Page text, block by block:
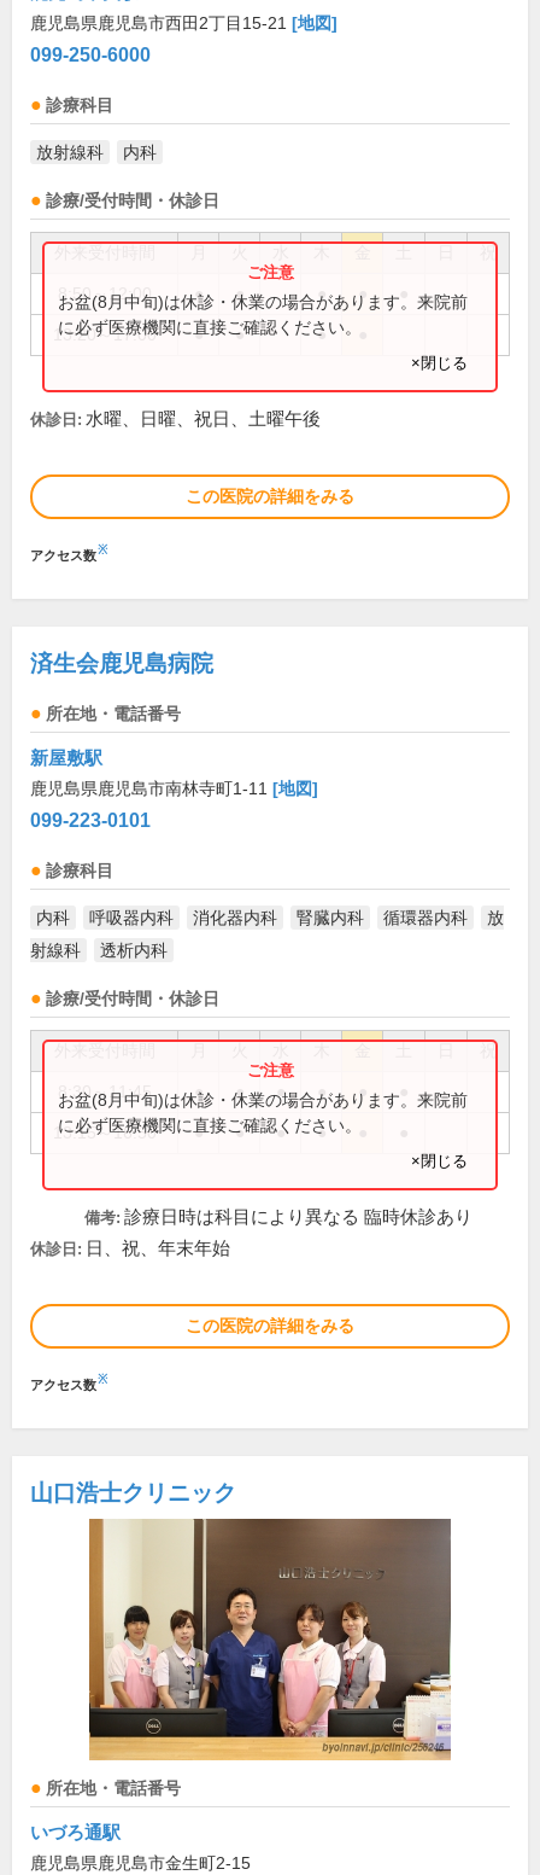
鹿児島県鹿児島市西田2丁目15-21 [地図]
099-250-6000
診療科目
放射線科 内科
診療/受付時間・休診日
祝
8:50～12:00 ● ● ● ●
13:20～17:00 ● ● ●
お盆(8月中旬)は休診・休業の場合があります。来院前
に必ず医療機関に直接ご確認ください。
×閉じる
休診日: 水曜、日曜、祝日、土曜午後
この医院の詳細をみる
アクセス数※
済生会鹿児島病院
所在地・電話番号
新屋敷駅
鹿児島県鹿児島市南林寺町1-11 [地図]
099-223-0101
診療科目
内科 呼吸器内科 消化器内科 腎臓内科 循環器内科
放
射線科
透析内科
診療/受付時間・休診日
祝
8:30～11:45 ● ● ● ● ●
13:15～16:50 ● ● ● ●
お盆(8月中旬)は休診・休業の場合があります。来院前
に必ず医療機関に直接ご確認ください。
×閉じる
備考: 診療日時は科目により異なる 臨時休診あり
休診日: 日、祝、年末年始
この医院の詳細をみる
アクセス数※
山口浩士クリニック
所在地・電話番号
いづろ通駅
鹿児島県鹿児島市金生町2-15